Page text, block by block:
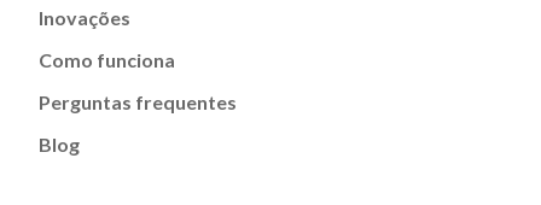
Inovações
Como funciona
Perguntas frequentes
Blog